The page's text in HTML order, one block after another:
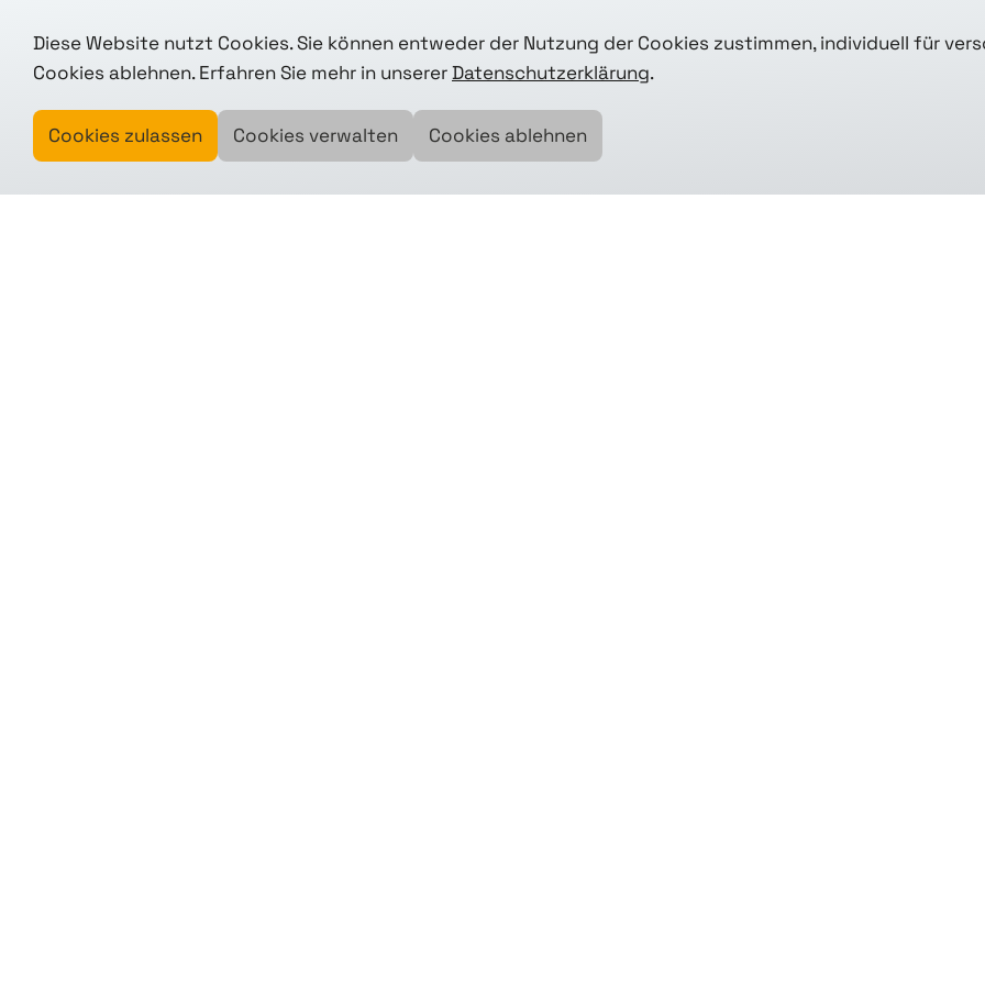
Mehr erfahren? Oder das passende Projekt
Diese Website nutzt Cookies. Sie können entweder der Nutzung der Cookies zustimmen, individuell für
Cookies ablehnen. Erfahren Sie mehr in unsererDatenschutzerklärung.
Cookies zulassen Cookies verwalten Cookies ablehnen